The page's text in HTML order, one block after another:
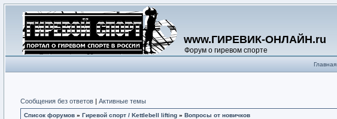
www.ГИРЕВИК-ОНЛАЙН.ru
Форум о гиревом спорте
Сообщения без ответов | Активные темы
Список форумов » Гиревой спорт / Kettlebell lifting » Вопросы от новичков